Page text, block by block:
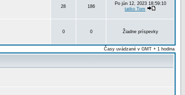
28 186
Po jún 12, 2023 18:59:10
tatko Tom
0 0 Žiadne príspevky
Časy uvádzané v GMT + 1 hodina